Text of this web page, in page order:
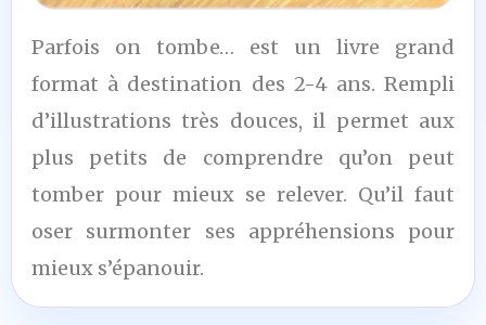
9
/10
Parfois on tombe… est un livre grand
format à destination des 2-4 ans. Rempli
d’illustrations très douces, il permet aux
plus petits de comprendre qu’on peut
tomber pour mieux se relever. Qu’il faut
oser surmonter ses appréhensions pour
mieux s’épanouir.